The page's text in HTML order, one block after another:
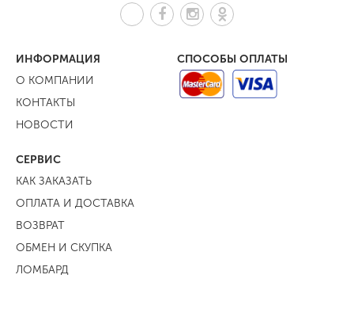
ИНФОРМАЦИЯ
О КОМПАНИИ
КОНТАКТЫ
НОВОСТИ
СПОСОБЫ ОПЛАТЫ
СЕРВИС
КАК ЗАКАЗАТЬ
ОПЛАТА И ДОСТАВКА
ВОЗВРАТ
ОБМЕН И СКУПКА
ЛОМБАРД